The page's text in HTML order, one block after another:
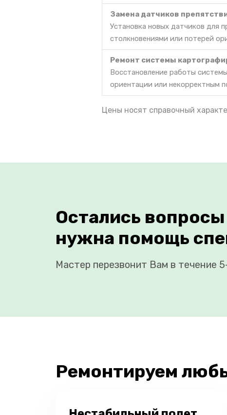
Замена датчиков
Установка новых датчиков для
столкновениями или потерей
Ремонт системы
Восстановление работы
ориентации или некорректным
Цены носят справочный
Остались
нужна помощь
Мастер перезвонит Вам в течение
Ремонтируем